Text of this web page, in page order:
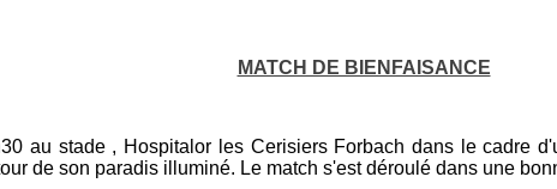
MATCH DE BIENFAISANCE
au stade , Hospitalor les Cerisiers Forbach dans le cadre
de son paradis illuminé. Le match s'est déroulé dans une